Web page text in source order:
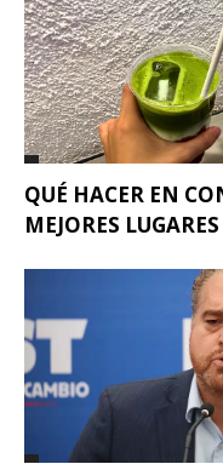
QUÉ HACER EN
MEJORES